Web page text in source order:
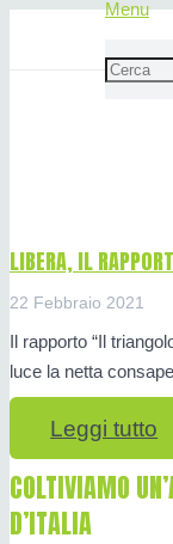
Menu
LIBERA, IL
22 Febbraio 2021
Il rapporto “Il
luce la netta
Leggi tutto
COLTIVIAMO
D’ITALIA